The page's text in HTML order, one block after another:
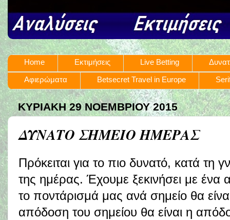
Home Εκτιμήσεις Live Betting
Αφιερώματα
Betsecret Travel in Europe
ΚΥΡΙΑΚΉ 29 ΝΟΕΜΒΡΊΟΥ 2015
ΔΥΝΑΤΟ ΣΗΜΕΙΟ ΗΜΕΡΑΣ
Πρόκειται για το πιο δυνατό, κατά τη
της ημέρας. Έχουμε ξεκινήσει με ένα
το ποντάρισμά μας ανά σημείο θα
απόδοση του σημείου θα είναι η